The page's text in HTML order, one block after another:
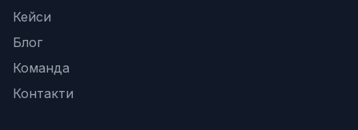
Кейси
Блог
Команда
Контакти